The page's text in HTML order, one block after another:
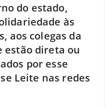
do estado,
às
aos colegas da
estão direta ou
por esse
Leite nas redes